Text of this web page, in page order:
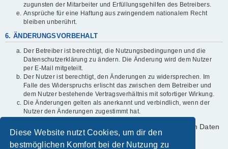
Diese Website nutzt Cookies, um dir den
bestmöglichen Komfort bei der Nutzung zu
zugunsten der Mitarbeiter und Erfüllungsgehilfen des Betreibers.
Ansprüche für eine Haftung aus zwingendem nationalem Recht
bleiben unberührt.
6. ÄNDERUNGSVORBEHALT
Der Betreiber ist berechtigt, die Nutzungsbedingungen und die
Datenschutzerklärung zu ändern. Die Änderung wird dem Nutzer
per E-Mail mitgeteilt.
Der Nutzer ist berechtigt, den Änderungen zu widersprechen. Im
Falle des Widerspruchs erlischt das zwischen dem Betreiber und
dem Nutzer bestehende Vertragsverhältnis mit sofortiger Wirkung.
Die Änderungen gelten als anerkannt und verbindlich, wenn der
Nutzer den Änderungen zugestimmt hat.
Informationen über den Umgang mit deinen persönlichen Daten
sind in der Datenschutzerklärung enthalten.